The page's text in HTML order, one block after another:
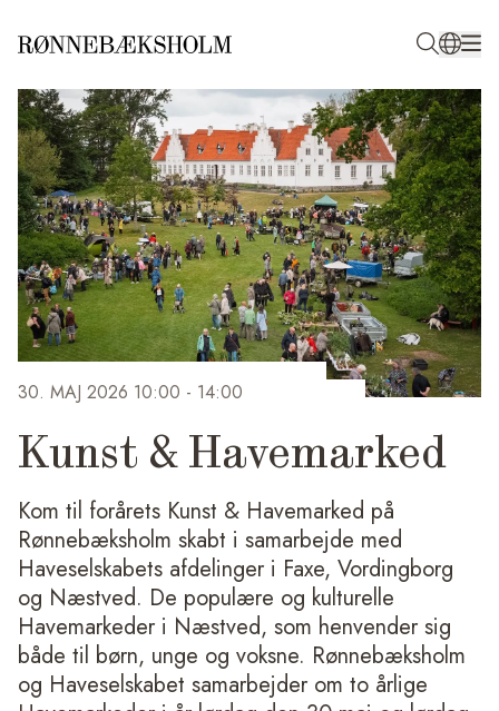
30. MAJ 2026 10:00 - 14:00
Kunst & Havemarked
Kom til forårets Kunst & Havemarked på
Rønnebæksholm skabt i samarbejde med
Haveselskabets afdelinger i Faxe, Vordingborg
og Næstved. De populære og kulturelle
Havemarkeder i Næstved, som henvender sig
både til børn, unge og voksne. Rønnebæksholm
og Haveselskabet samarbejder om to årlige